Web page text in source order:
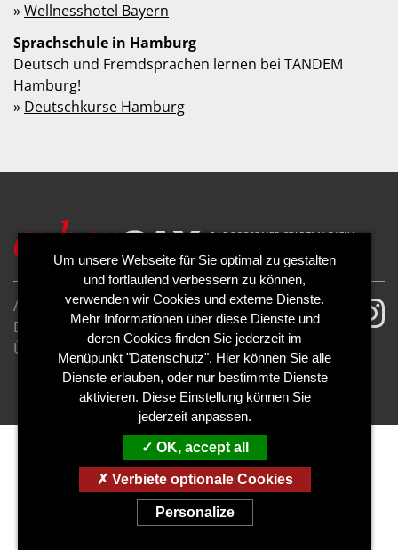
»Wellnesshotel Bayern
Sprachschule in Hamburg
Deutsch und Fremdsprachen lernen bei TANDEM
Hamburg!
» Deutschkurse Hamburg
AGB
Impressum
Datenschutzerklärung
Cookies
Über uns
Kontakt
Mediadaten
Abo kündigen
Abo widerrufen
Um unsere Webseite für Sie optimal zu gestalten
und fortlaufend verbessern zu können,
verwenden wir Cookies und externe Dienste.
Mehr Informationen über diese Dienste und
deren Cookies finden Sie jederzeit im
Menüpunkt "Datenschutz". Hier können Sie alle
Dienste erlauben, oder nur bestimmte Dienste
aktivieren. Diese Einstellung können Sie
jederzeit anpassen.
OK, accept all
Verbiete optionale Cookies
Personalize